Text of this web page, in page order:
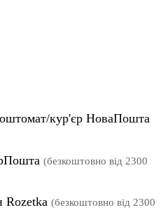
кур'єр НоваПошта
(безкоштовно від 2300
Rozetka (безкоштовно від 2300